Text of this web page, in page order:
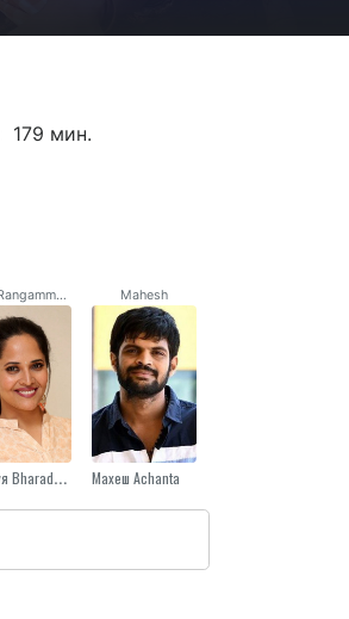
179 мин.
Kolli Rangammatta
Анасуя Bharadwaj
Mahesh
Махеш Achanta